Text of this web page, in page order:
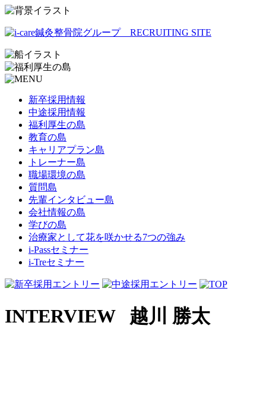
新卒採用情報
中途採用情報
福利厚生の島
教育の島
キャリアプラン島
トレーナー島
職場環境の島
質問島
先輩インタビュー島
会社情報の島
学びの島
治療家として花を咲かせる7つの強み
i-Passセミナー
i-Treセミナー
INTERVIEW 越川 勝太